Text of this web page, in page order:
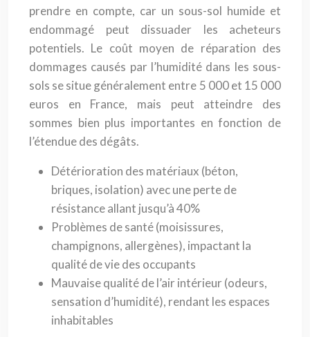
prendre en compte, car un sous-sol humide et
endommagé peut dissuader les acheteurs
potentiels. Le coût moyen de réparation des
dommages causés par l’humidité dans les sous-
sols se situe généralement entre 5 000 et 15 000
euros en France, mais peut atteindre des
sommes bien plus importantes en fonction de
l’étendue des dégâts.
Détérioration des matériaux (béton,
briques, isolation) avec une perte de
résistance allant jusqu’à 40%
Problèmes de santé (moisissures,
champignons, allergènes), impactant la
qualité de vie des occupants
Mauvaise qualité de l’air intérieur (odeurs,
sensation d’humidité), rendant les espaces
inhabitables